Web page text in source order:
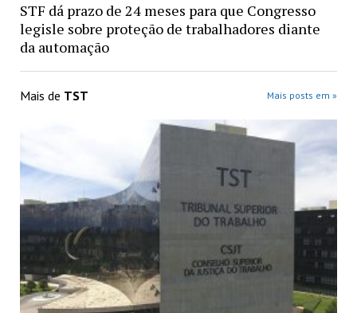
STF dá prazo de 24 meses para que Congresso
legisle sobre proteção de trabalhadores diante
da automação
Mais de TST Mais posts em »